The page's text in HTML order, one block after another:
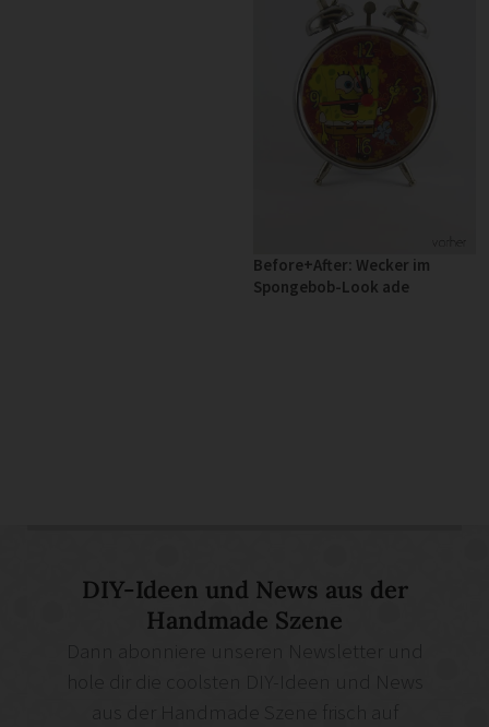
Before+After: Wecker im
Spongebob-Look ade
DIY-Ideen und News aus der
Handmade Szene